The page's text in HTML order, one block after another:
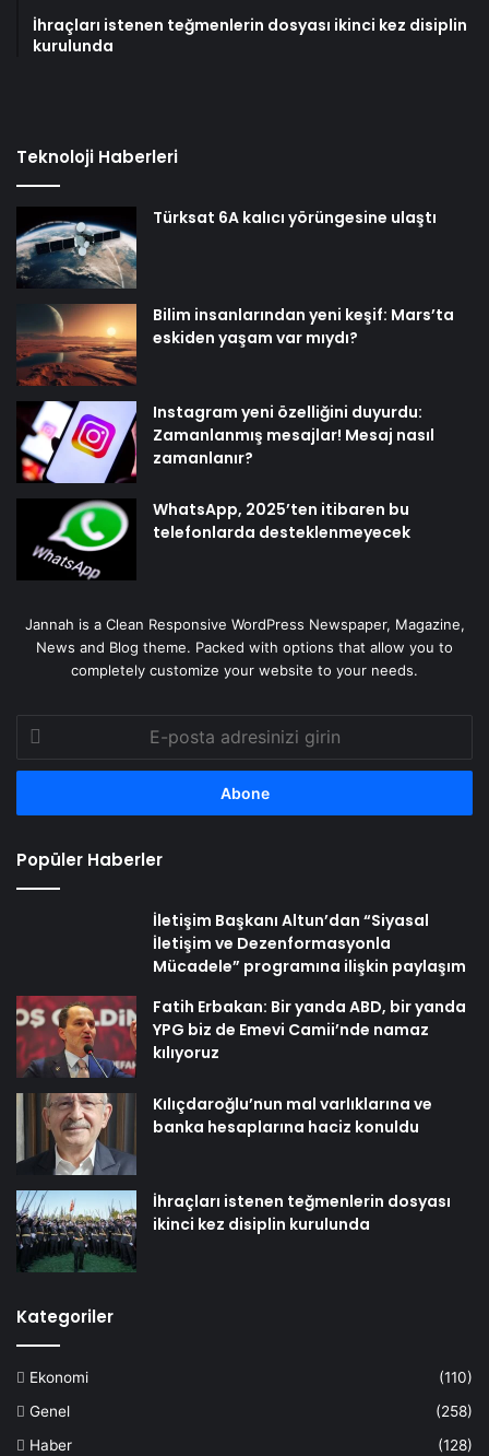
İhraçları istenen teğmenlerin dosyası ikinci kez disiplin
kurulunda
Teknoloji Haberleri
Türksat 6A kalıcı yörüngesine ulaştı
Bilim insanlarından yeni keşif: Mars’ta
eskiden yaşam var mıydı?
Instagram yeni özelliğini duyurdu:
Zamanlanmış mesajlar! Mesaj nasıl
zamanlanır?
WhatsApp, 2025’ten itibaren bu
telefonlarda desteklenmeyecek
Jannah is a Clean Responsive WordPress Newspaper, Magazine,
News and Blog theme. Packed with options that allow you to
completely customize your website to your needs.
posta
adresinizi
Popüler Haberler
İletişim Başkanı Altun’dan “Siyasal
İletişim ve Dezenformasyonla
Mücadele” programına ilişkin paylaşım
Fatih Erbakan: Bir yanda ABD, bir yanda
YPG biz de Emevi Camii’nde namaz
kılıyoruz
Kılıçdaroğlu’nun mal varlıklarına ve
banka hesaplarına haciz konuldu
İhraçları istenen teğmenlerin dosyası
ikinci kez disiplin kurulunda
Kategoriler
Ekonomi
(110)
Genel
(258)
Haber
(128)